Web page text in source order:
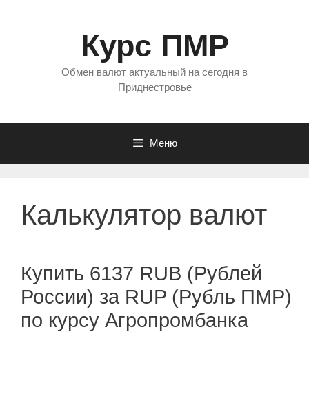
Курс ПМР
Обмен валют актуальный на сегодня в
Приднестровье
Меню
Калькулятор валют
Купить 6137 RUB (Рублей
России) за RUP (Рубль ПМР)
по курсу Агропромбанка